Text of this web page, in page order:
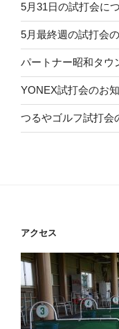
5月31日の試打会につ
5月最終週の試打会の
パートナー昭和タウ
YONEX試打会のお知
つるやゴルフ試打会
アクセス